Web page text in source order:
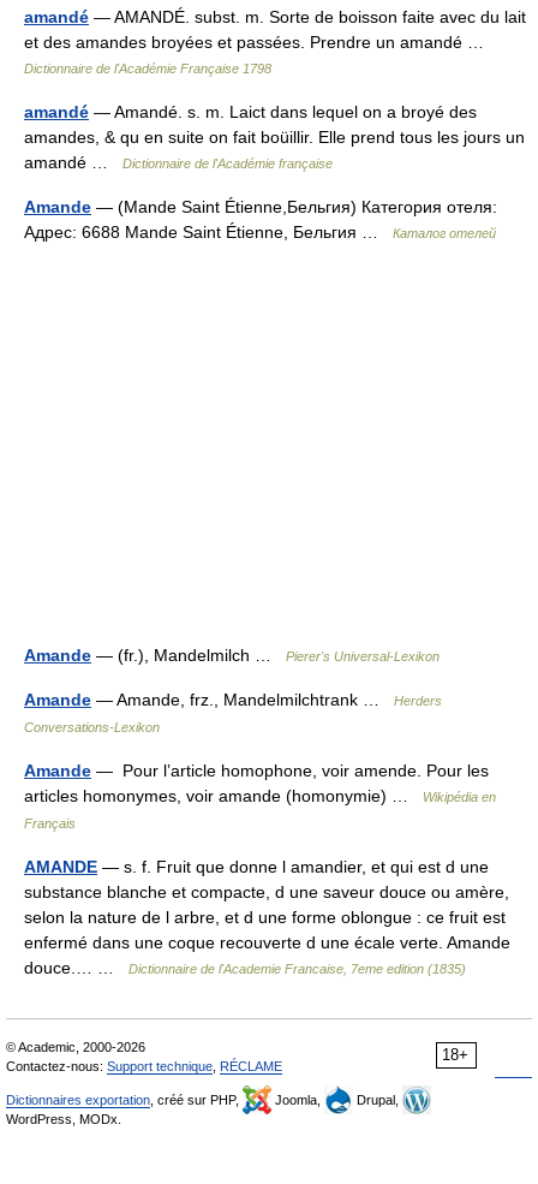
amandé — AMANDÉ. subst. m. Sorte de boisson faite avec du lait
et des amandes broyées et passées. Prendre un amandé …
Dictionnaire de l'Académie Française 1798
amandé — Amandé. s. m. Laict dans lequel on a broyé des
amandes, & qu en suite on fait boüillir. Elle prend tous les jours un
amandé …
Dictionnaire de l'Académie française
Amande — (Mande Saint Étienne,Бельгия) Категория отеля:
Адрес: 6688 Mande Saint Étienne, Бельгия …
Каталог отелей
Amande — (fr.), Mandelmilch … Pierer's Universal-Lexikon
Amande — Amande, frz., Mandelmilchtrank …
Herders
Conversations-Lexikon
Amande — Pour l’article homophone, voir amende. Pour les
articles homonymes, voir amande (homonymie) …
Wikipédia en
Français
AMANDE — s. f. Fruit que donne l amandier, et qui est d une
substance blanche et compacte, d une saveur douce ou amère,
selon la nature de l arbre, et d une forme oblongue : ce fruit est
enfermé dans une coque recouverte d une écale verte. Amande
douce.… …
Dictionnaire de l'Academie Francaise, 7eme edition (1835)
18+
© Academic, 2000-2026
Contactez-nous: Support technique RÉCLAME
Dictionnaires exportation , créé sur PHP, Joomla,
Drupal,
WordPress, MODx.